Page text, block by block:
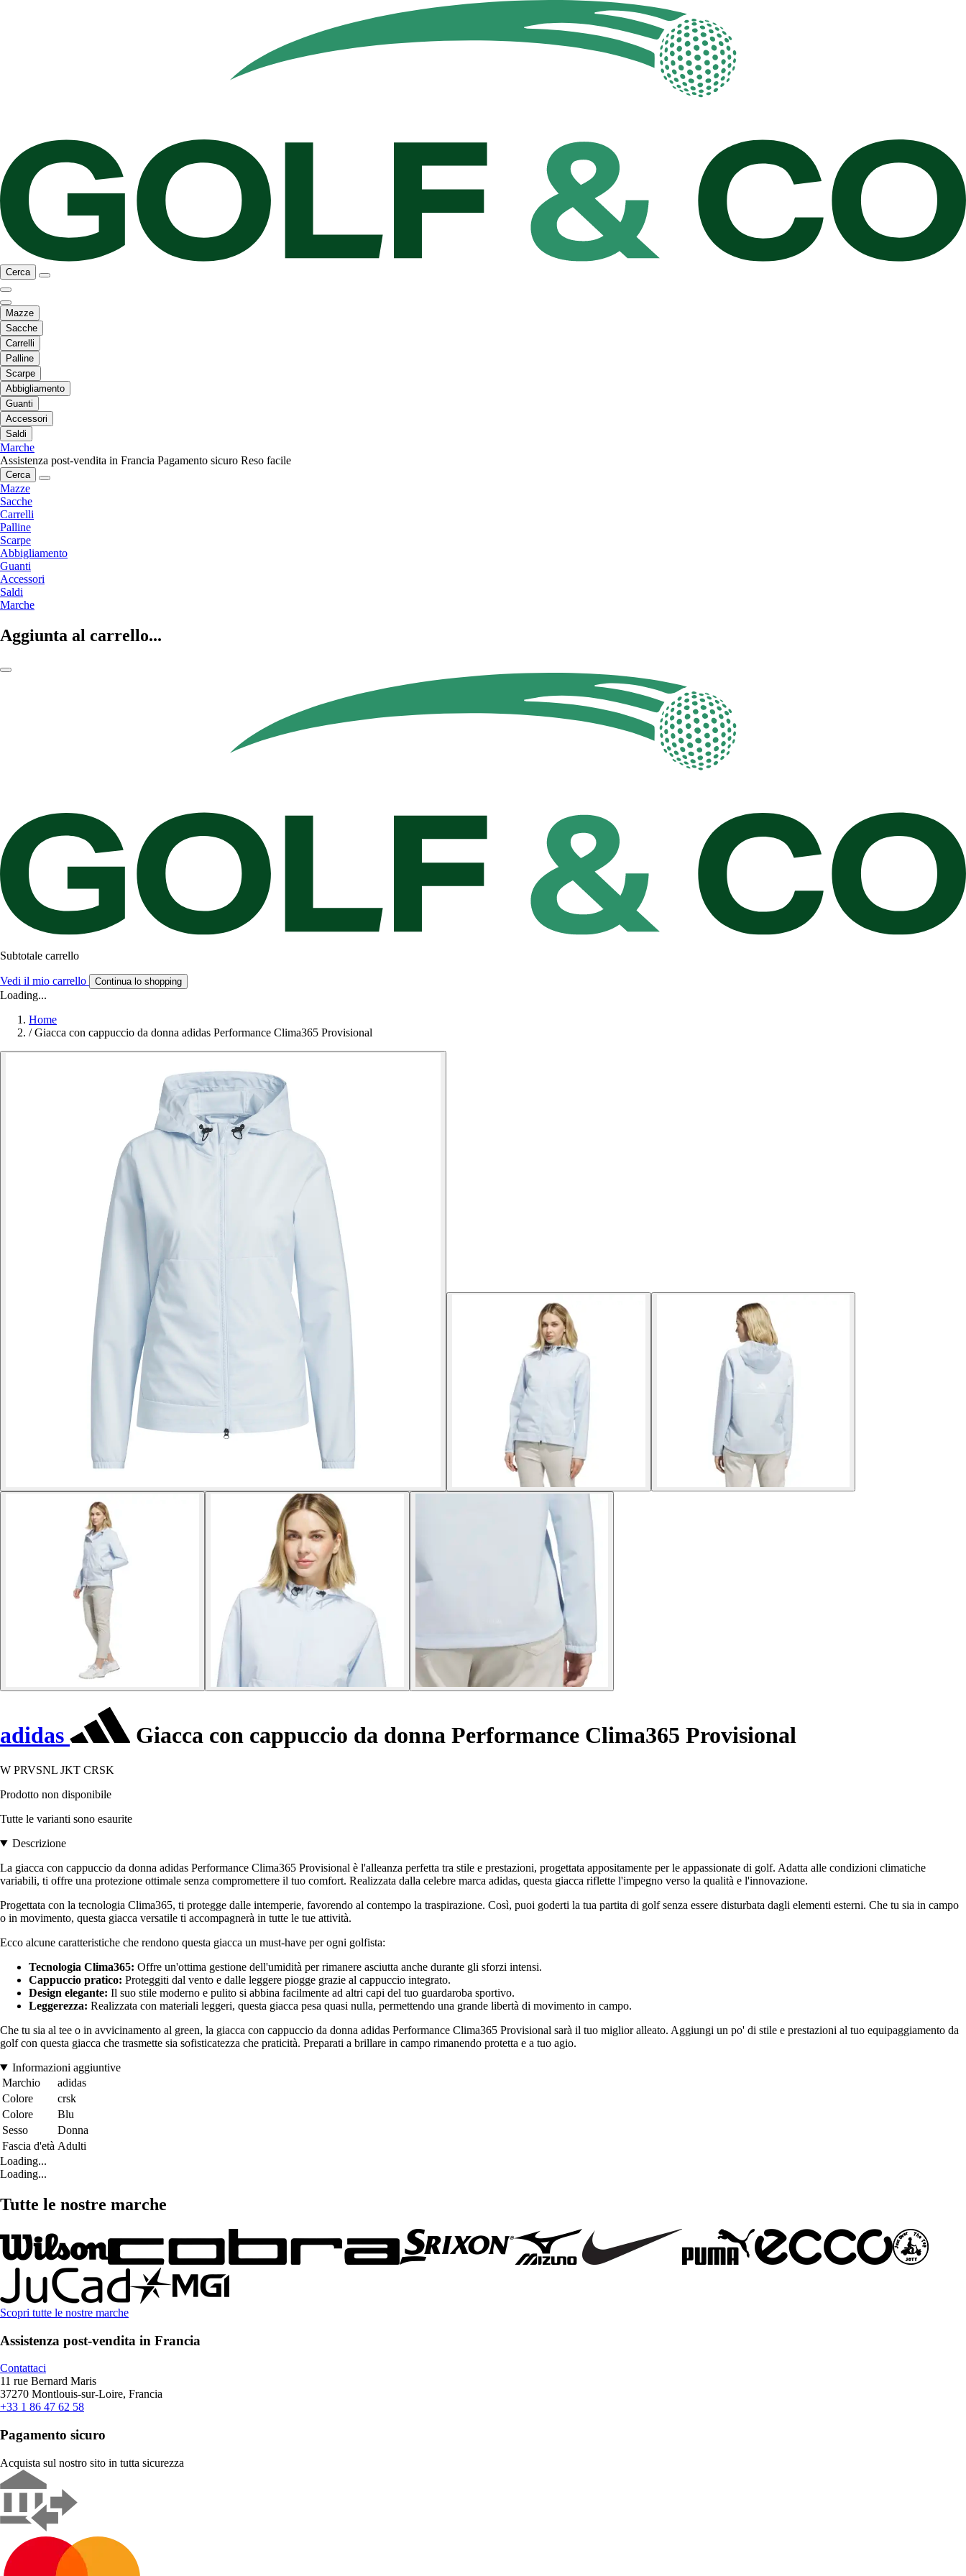
Cerca
Mazze
Sacche
Carrelli
Palline
Scarpe
Abbigliamento
Guanti
Accessori
Saldi
Marche
Assistenza post-vendita in Francia Pagamento sicuro Reso facile
Cerca
Mazze
Sacche
Carrelli
Palline
Scarpe
Abbigliamento
Guanti
Accessori
Saldi
Marche
Aggiunta al carrello...
Subtotale carrello
Vedi il mio carrello Continua lo shopping
Loading...
Home
/ Giacca con cappuccio da donna adidas Performance Clima365 Provisional
adidas Giacca con cappuccio da donna Performance Clima365 Provisional
W PRVSNL JKT CRSK
Prodotto non disponibile
Tutte le varianti sono esaurite
Descrizione
La giacca con cappuccio da donna adidas Performance Clima365 Provisional è l'alleanza perfetta tra stile e prestazioni, progettata appositamente per le appassionate di golf. Adatta alle condizioni climatiche
variabili, ti offre una protezione ottimale senza compromettere il tuo comfort. Realizzata dalla celebre marca adidas, questa giacca riflette l'impegno verso la qualità e l'innovazione.
Progettata con la tecnologia Clima365, ti protegge dalle intemperie, favorendo al contempo la traspirazione. Così, puoi goderti la tua partita di golf senza essere disturbata dagli elementi esterni. Che tu sia in campo
o in movimento, questa giacca versatile ti accompagnerà in tutte le tue attività.
Ecco alcune caratteristiche che rendono questa giacca un must-have per ogni golfista:
Tecnologia Clima365: Offre un'ottima gestione dell'umidità per rimanere asciutta anche durante gli sforzi intensi.
Cappuccio pratico: Proteggiti dal vento e dalle leggere piogge grazie al cappuccio integrato.
Design elegante: Il suo stile moderno e pulito si abbina facilmente ad altri capi del tuo guardaroba sportivo.
Leggerezza: Realizzata con materiali leggeri, questa giacca pesa quasi nulla, permettendo una grande libertà di movimento in campo.
Che tu sia al tee o in avvicinamento al green, la giacca con cappuccio da donna adidas Performance Clima365 Provisional sarà il tuo miglior alleato. Aggiungi un po' di stile e prestazioni al tuo equipaggiamento da
golf con questa giacca che trasmette sia sofisticatezza che praticità. Preparati a brillare in campo rimanendo protetta e a tuo agio.
Informazioni aggiuntive
Marchio
adidas
Colore
crsk
Colore
Blu
Sesso
Donna
Fascia d'età Adulti
Loading...
Loading...
Tutte le nostre marche
Scopri tutte le nostre marche
Assistenza post-vendita in Francia
Contattaci
11 rue Bernard Maris
37270 Montlouis-sur-Loire, Francia
+33 1 86 47 62 58
Pagamento sicuro
Acquista sul nostro sito in tutta sicurezza